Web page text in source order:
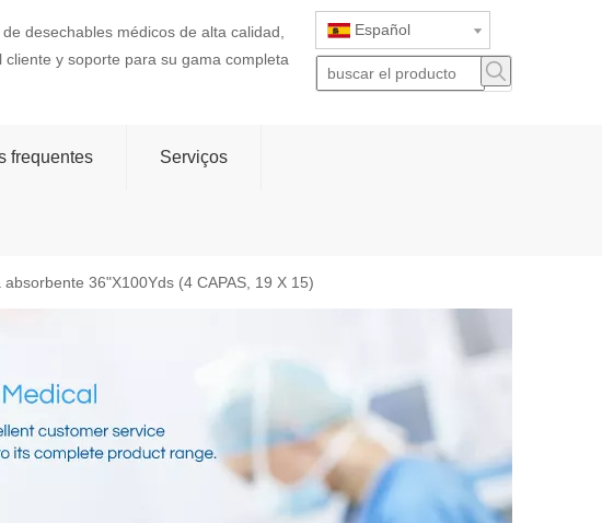
desechables médicos de alta calidad,
y soporte para su gama completa
Español
frequentes Serviços
absorbente 36"X100Yds (4 CAPAS, 19 X 15)